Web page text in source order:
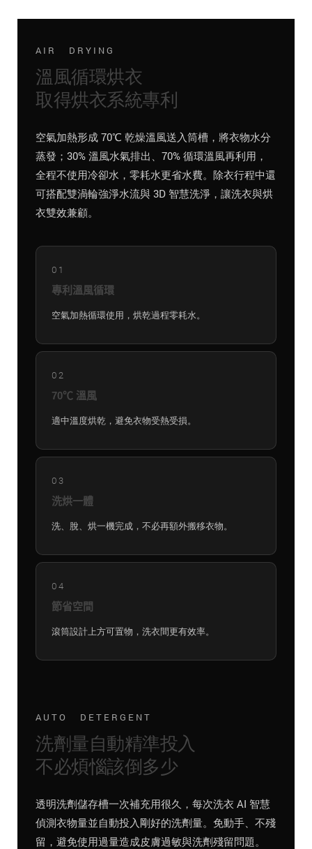
AIR DRYING
溫風循環烘衣
取得烘衣系統專利
空氣加熱形成 70℃ 乾燥溫風送入筒槽，將衣物水分
蒸發；30% 溫風水氣排出、70% 循環溫風再利用，
全程不使用冷卻水，零耗水更省水費。除衣行程中還
可搭配雙渦輪強淨水流與 3D 智慧洗淨，讓洗衣與烘
衣雙效兼顧。
01
專利溫風循環
空氣加熱循環使用，烘乾過程零耗水。
02
70℃ 溫風
適中溫度烘乾，避免衣物受熱受損。
03
洗烘一體
洗、脫、烘一機完成，不必再額外搬移衣物。
04
節省空間
滾筒設計上方可置物，洗衣間更有效率。
AUTO DETERGENT
洗劑量自動精準投入
不必煩惱該倒多少
透明洗劑儲存槽一次補充用很久，每次洗衣 AI 智慧
偵測衣物量並自動投入剛好的洗劑量。免動手、不殘
留，避免使用過量造成皮膚過敏與洗劑殘留問題。